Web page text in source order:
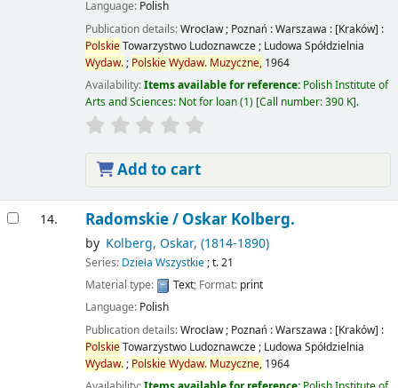
Language: Polish
Publication details:Wrocław ; Poznań : Warszawa : [Kraków] :
PolskieTowarzystwo Ludoznawcze ; Ludowa Spółdzielnia
Wydaw.; PolskieWydaw. Muzyczne, 1964
Availability:Items available for reference: Polish Institute of
Arts and Sciences: Not for loan(1) Call number:390 K .
Add to cart
14. Radomskie / Oskar Kolberg.
by Kolberg, Oskar, (1814-1890)
Series: Dzieła Wszystkie; t. 21
Material type:
Text; Format: print
Language: Polish
Publication details:Wrocław ; Poznań : Warszawa : [Kraków] :
PolskieTowarzystwo Ludoznawcze ; Ludowa Spółdzielnia
Wydaw.; PolskieWydaw. Muzyczne, 1964